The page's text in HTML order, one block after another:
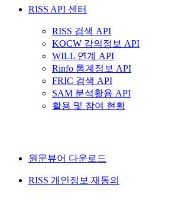
RISS API 센터
RISS 검색 API
KOCW 강의정보 API
WILL 연계 API
Rinfo 통계정보 API
FRIC 검색 API
SAM 분석활용 API
활용 및 참여 현황
원문뷰어 다운로드
RISS 개인정보 재동의